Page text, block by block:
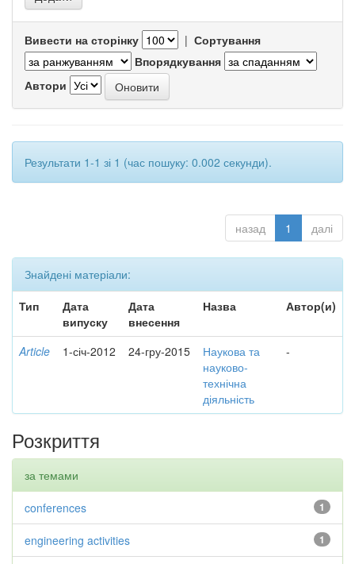
Вивести на сторінку | Сортування
Впорядкування
Автори
Результати 1-1 зі 1 (час пошуку: 0.002 секунди).
назад 1 далі
Знайдені матеріали:
Тип
Дата
випуску
Дата
внесення
Назва Автор(и)
Article 1-січ-2012 24-гру-2015
Наукова та
науково-
технічна
діяльність
-
Розкриття
за темами
1
conferences
1
engineering activities